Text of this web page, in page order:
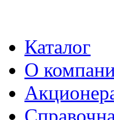
Каталог
О